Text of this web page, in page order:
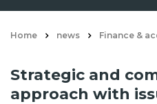
Home news Finance &
Strategic and
approach with